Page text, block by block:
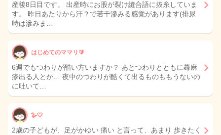
産後8日目です。 出産時にお股が裂け縫合語に抜糸していま
す。 昨日あたりから汗？で若干滲みる感覚があります(排尿
時は滲みま…
はじめてのママリ🔰
6週でもつわりが酷い方いますか？ あとつわりとともに蕁麻
疹出る人とか… 夜中のつわりが酷くて出るものももうないの
に吐いて…
🪿🤍
2歳の子どもが、足がかゆい 痛い と言って、あまり 歩きたく